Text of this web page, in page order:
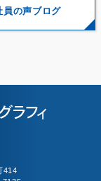
員の声ブログ
414